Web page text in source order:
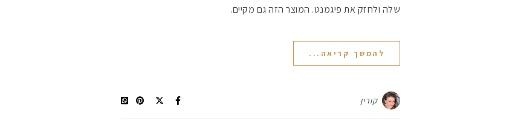
שלה ולחזק את פיגמנט. המוצר הזה גם מקיים.
להמשך קריאה...
קורין